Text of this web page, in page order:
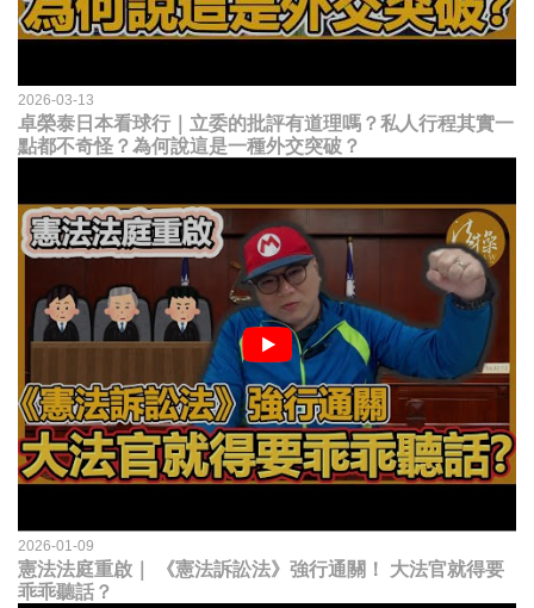
2026-03-13
卓榮泰日本看球行｜立委的批評有道理嗎？私人行程其實一
點都不奇怪？為何說這是一種外交突破？
2026-01-09
憲法法庭重啟｜ 《憲法訴訟法》強行通關！ 大法官就得要
乖乖聽話？